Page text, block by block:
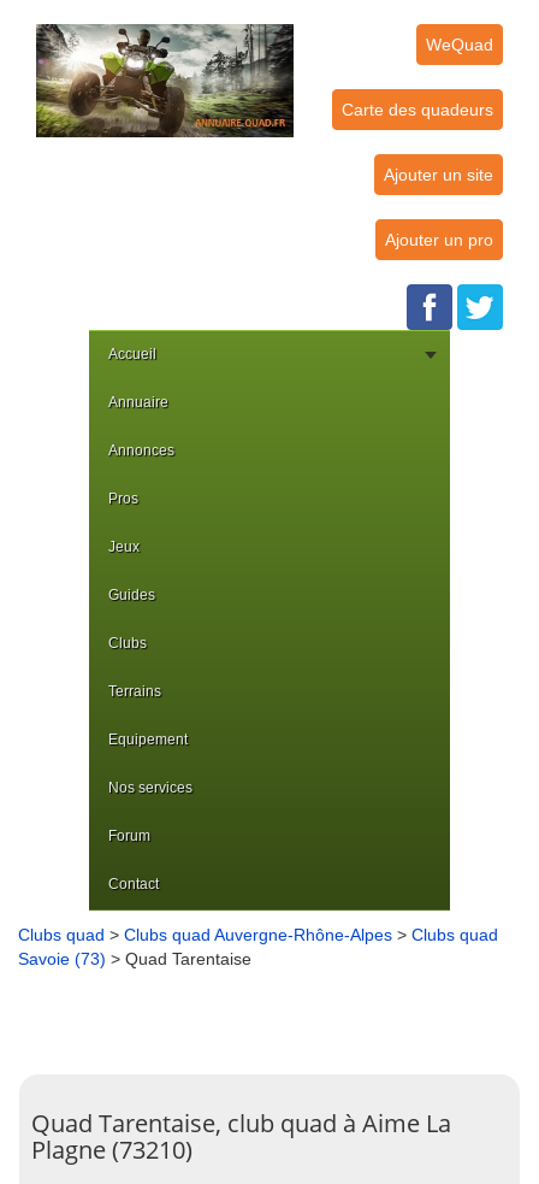
WeQuad
Carte des quadeurs
Ajouter un site
Ajouter un pro
Accueil
Annuaire
Annonces
Pros
Jeux
Guides
Clubs
Terrains
Equipement
Nos services
Forum
Contact
Clubs quad > Clubs quad Auvergne-Rhône-Alpes > Clubs quad
Savoie (73) > Quad Tarentaise
Quad Tarentaise, club quad à Aime La
Plagne (73210)